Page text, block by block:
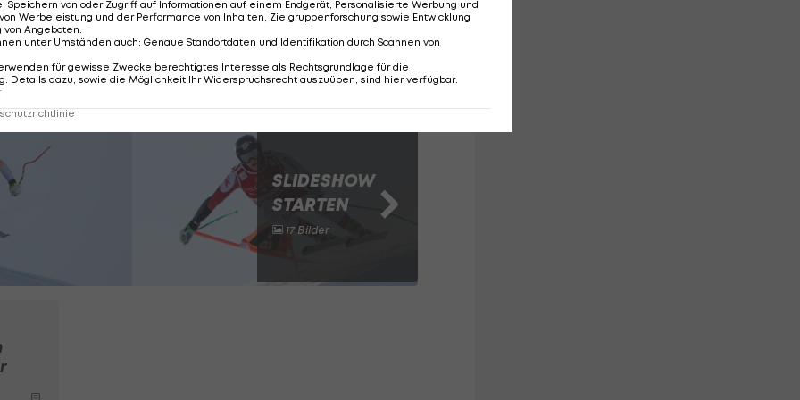
nach seinem Verschneider der Platz zum Korrigieren
viel machen", so der 33-Jährige.
G
SLIDESHOW
STARTEN
17 Bilder
: Speichern von oder Zugriff auf Informationen auf einem Endgerät; Personalisierte Werbung und
Werbeleistung und der Performance von Inhalten, Zielgruppenforschung sowie Entwicklung
von Angeboten
unter Umständen auch: Genaue Standortdaten und Identifikation durch Scannen von
für gewisse Zwecke berechtigtes Interesse als Rechtsgrundlage für die
Details dazu, sowie die Möglichkeit Ihr Widerspruchsrecht auszuüben, sind hier verfügbar: